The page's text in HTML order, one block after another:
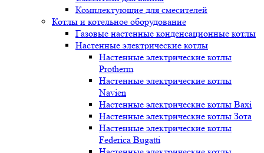
Комплектующие для смесителей
Котлы и котельное оборудование
Газовые настенные конденсационные котлы
Настенные электрические котлы
Настенные электрические котлы
Protherm
Настенные электрические котлы
Navien
Настенные электрические котлы Baxi
Настенные электрические котлы Зота
Настенные электрические котлы
Federica Bugatti